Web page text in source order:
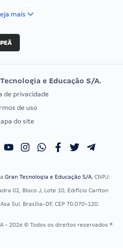
Vunesp
EXAME DE ORDEM
Calendário OAB
mais
e Educação S/A.
de privacidade
de uso
do site
Gran Tecnologia e Educação S/A, CNPJ:
02, Bloco J, Lote 10, Edifício Carlton
Sul, Brasília-DF, CEP 70.070-120.
- 2026 © Todos os direitos reservados ®